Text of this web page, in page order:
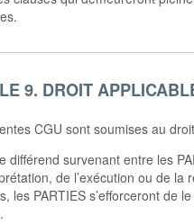
9. DROIT
CGU sont soumises au
différend survenant entre les
de l’exécution ou de la
les PARTIES s’efforceront de